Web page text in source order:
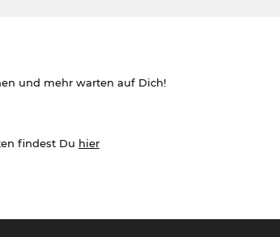
und mehr warten auf Dich!
findest Du hier